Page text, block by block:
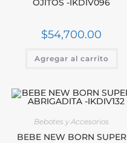
$54,700.00
Agregar al carrito
Bebotes y Accesorios
BEBE NEW BORN SUPER